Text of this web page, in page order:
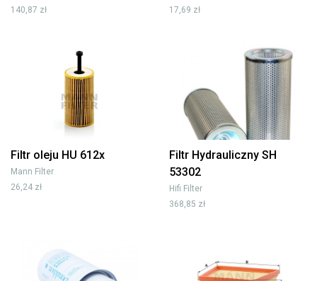
140,87 zł
17,69 zł
Filtr oleju HU 612x
Mann Filter
26,24 zł
Filtr Hydrauliczny SH
53302
Hifi Filter
368,85 zł